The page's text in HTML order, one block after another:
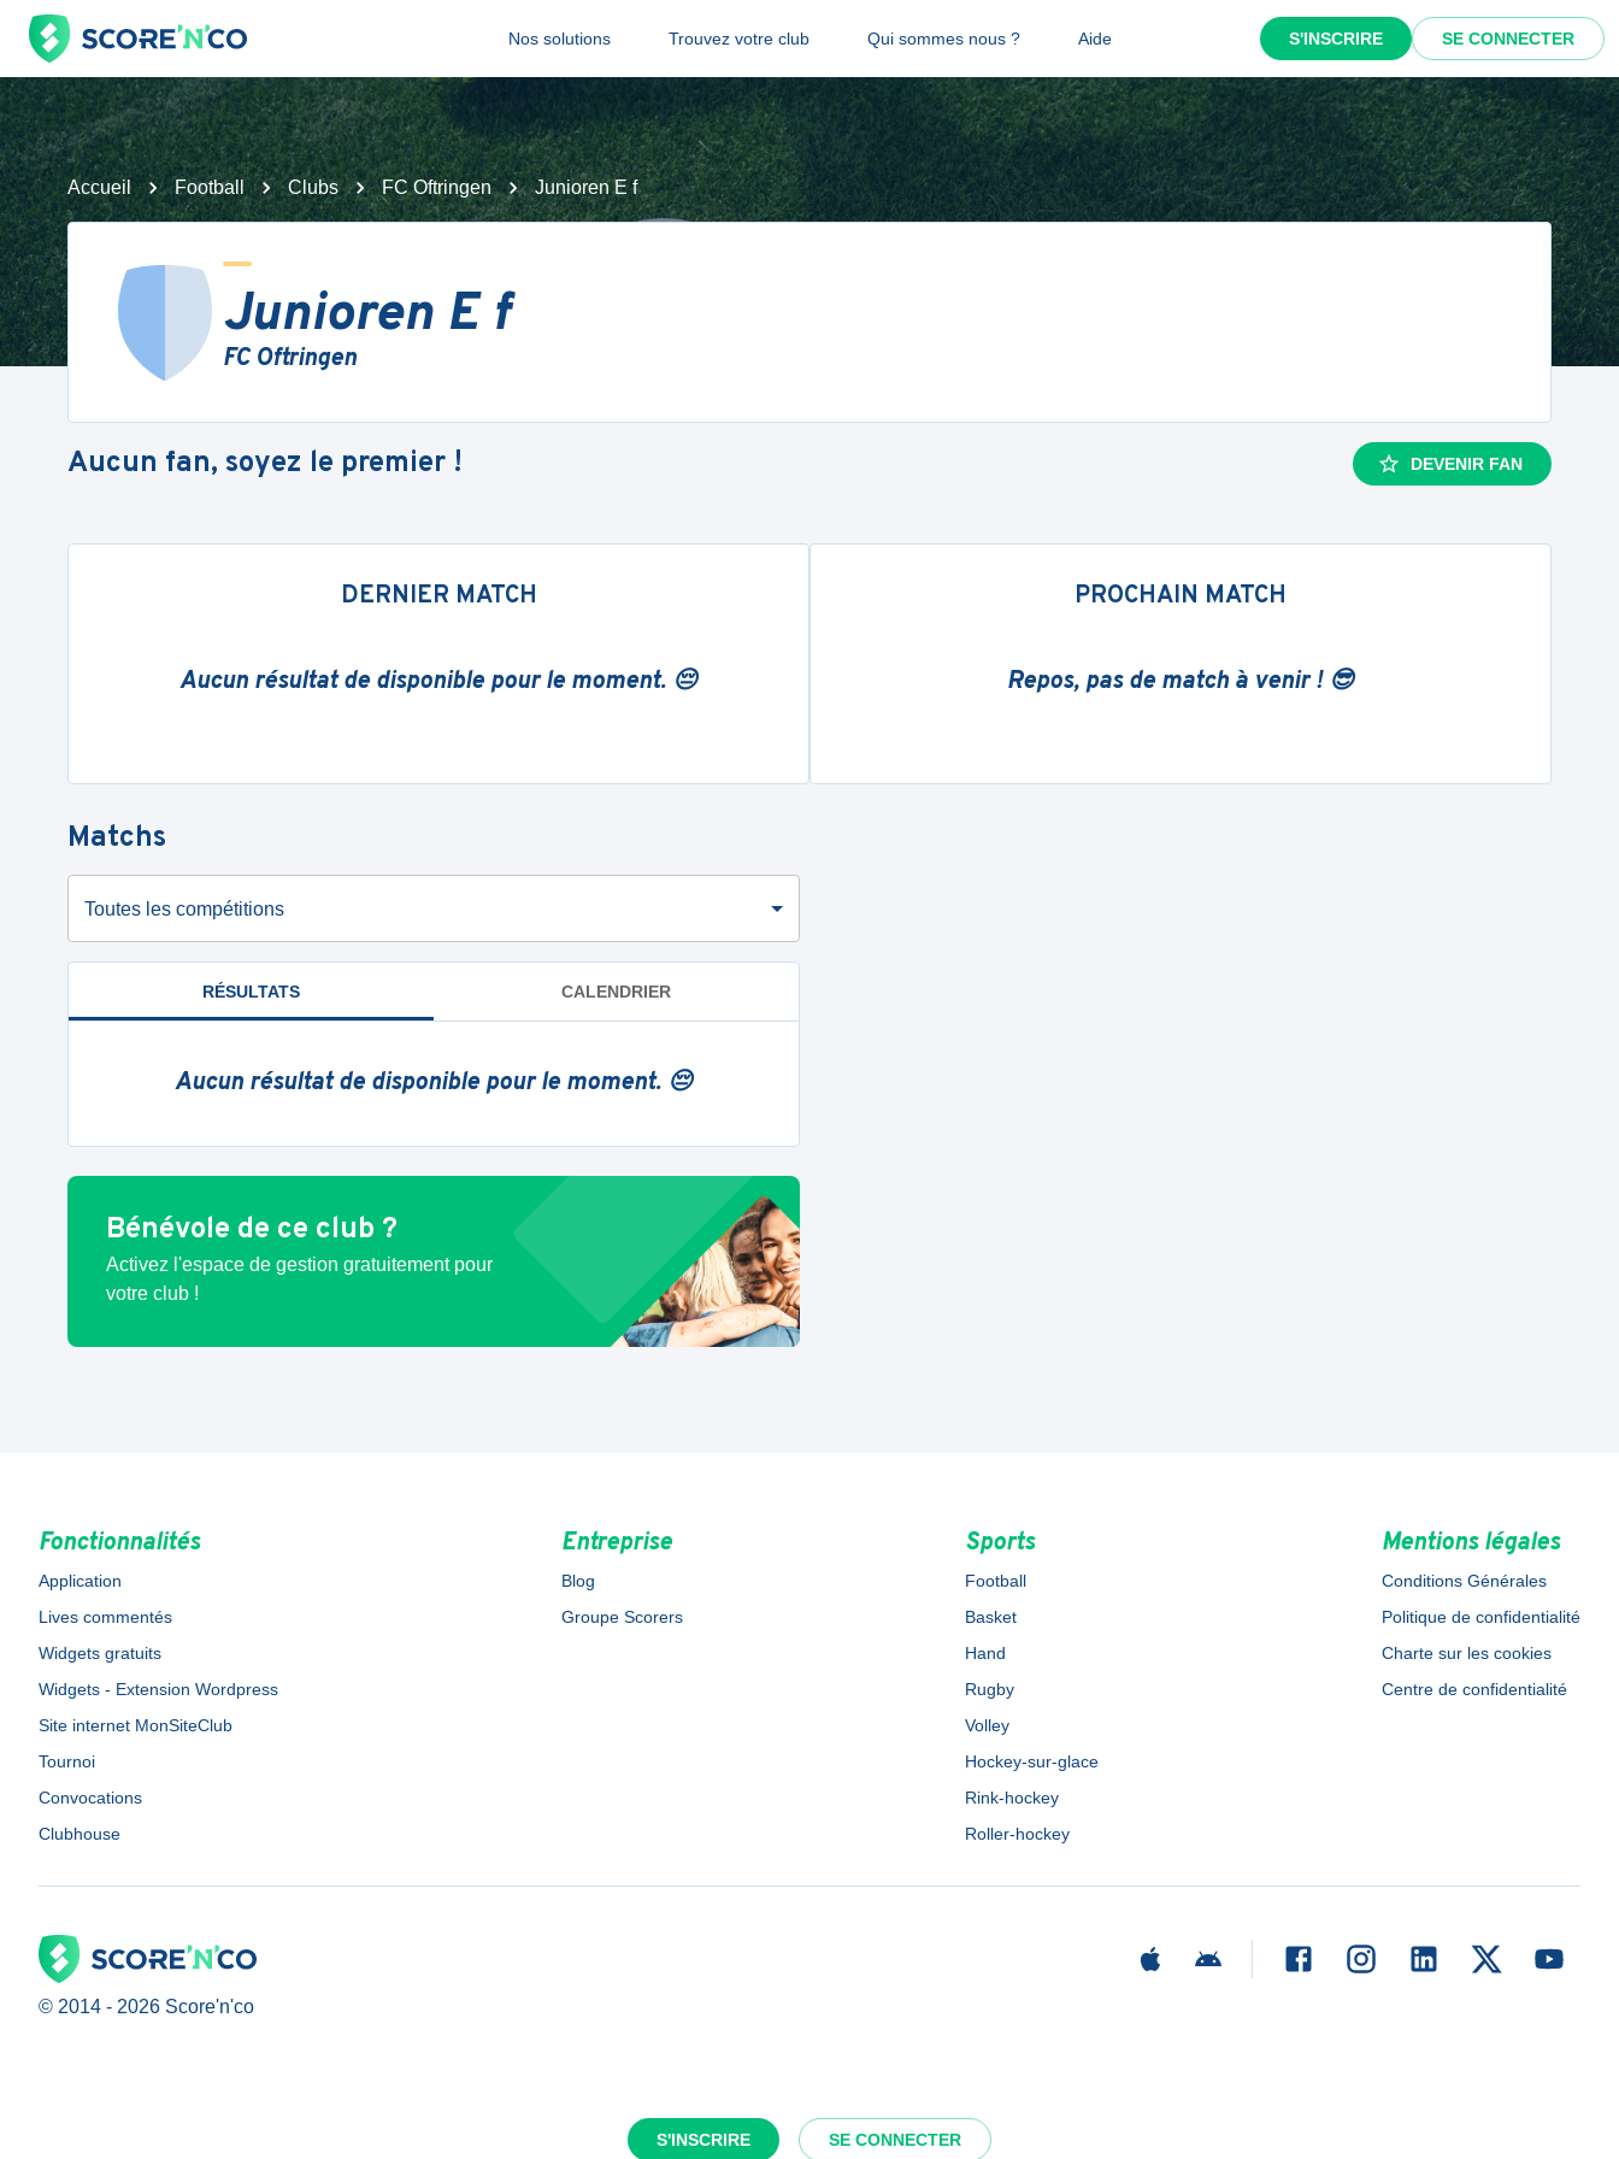
Nos solutions Trouvez votre club Qui sommes nous ? Aide S'INSCRIRE SE CONNECTER
S'INSCRIRE SE CONNECTER
Accueil Football Clubs FC Oftringen Junioren E f
Junioren E f
FC Oftringen
Aucun fan, soyez le premier ! DEVENIR FAN
DERNIER MATCH
Aucun résultat de disponible pour le moment. 😔
PROCHAIN MATCH
Repos, pas de match à venir ! 😎
Matchs
Toutes les compétitions
RÉSULTATS CALENDRIER
Aucun résultat de disponible pour le moment. 😔
Bénévole de ce club ?
Activez l'espace de gestion gratuitement pour
votre club !
Fonctionnalités
Application
Lives commentés
Widgets gratuits
Widgets - Extension Wordpress
Site internet MonSiteClub
Tournoi
Convocations
Clubhouse
Entreprise
Blog
Groupe Scorers
Sports
Football
Basket
Hand
Rugby
Volley
Hockey-sur-glace
Rink-hockey
Roller-hockey
Mentions légales
Conditions Générales
Politique de confidentialité
Charte sur les cookies
Centre de confidentialité
© 2014 - 2026 Score'n'co